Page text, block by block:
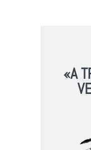
«A